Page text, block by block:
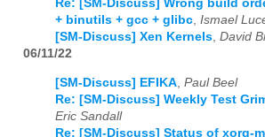
Re: [SM-Discuss] Wrong build
+ binutils + gcc + glibc Ismael
[SM-Discuss] Xen Kernels David
06/11/22
[SM-Discuss] EFIKA Paul Beel
Re: [SM-Discuss] Weekly Test
Eric Sandall
Re: [SM-Discuss] Status of xorg-